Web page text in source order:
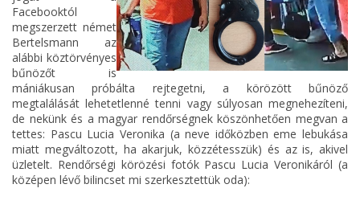
Facebooktól
megszerzett német
Bertelsmann az
alábbi köztörvényes
bűnözőt is
mániákusan próbálta rejtegetni, a körözött bűnöző
megtalálását lehetetlenné tenni vagy súlyosan megnehezíteni,
de nekünk és a magyar rendőrségnek köszönhetően megvan a
tettes: Pascu Lucia Veronika (a neve időközben eme lebukása
miatt megváltozott, ha akarjuk, közzétesszük) és az is, akivel
üzletelt. Rendőrségi körözési fotók Pascu Lucia Veronikáról (a
középen lévő bilincset mi szerkesztettük oda):